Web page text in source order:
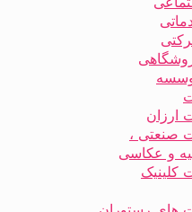
صنعتی ،
و عکاسی